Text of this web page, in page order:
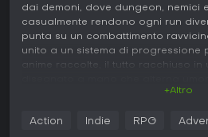
dai demoni, dove dungeon, nemici
casualmente rendono ogni run
punta su un combattimento
unito a un sistema di progressione
anime raccolte, il tutto racchiuso in
+Altro
Action Indie RPG